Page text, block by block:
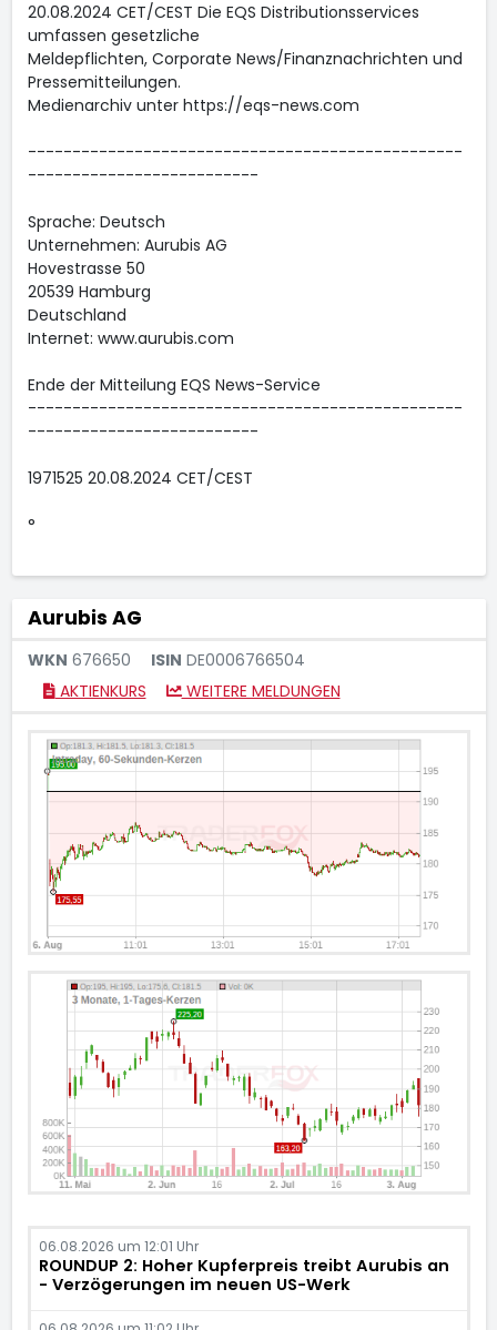
20.08.2024 CET/CEST Die EQS Distributionsservices
umfassen gesetzliche
Meldepflichten, Corporate News/Finanznachrichten und
Pressemitteilungen.
Medienarchiv unter https://eqs-news.com
-------------------------------------------------
--------------------------
Sprache: Deutsch
Unternehmen: Aurubis AG
Hovestrasse 50
20539 Hamburg
Deutschland
Internet: www.aurubis.com
Ende der Mitteilung EQS News-Service
-------------------------------------------------
--------------------------
1971525 20.08.2024 CET/CEST
°
Aurubis AG
WKN 676650 ISIN DE0006766504
AKTIENKURS
WEITERE MELDUNGEN
06.08.2026 um 12:01 Uhr
ROUNDUP 2: Hoher Kupferpreis treibt Aurubis an
- Verzögerungen im neuen US-Werk